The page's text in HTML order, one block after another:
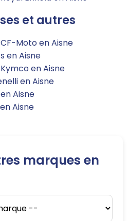
et autres
Moto en Aisne
en Aisne
en Aisne
en Aisne
Aisne
Aisne
marques en